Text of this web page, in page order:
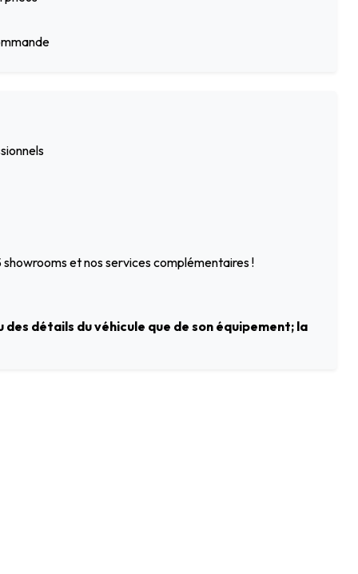
et nos services complémentaires !
détails du véhicule que de son équipement; la